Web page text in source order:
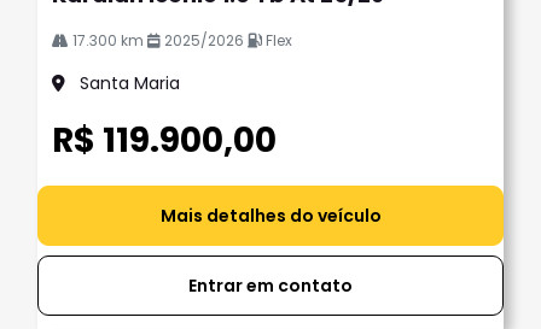
17.300 km 2025/2026 Flex
Santa Maria
R$ 119.900,00
Mais detalhes do veículo
Entrar em contato